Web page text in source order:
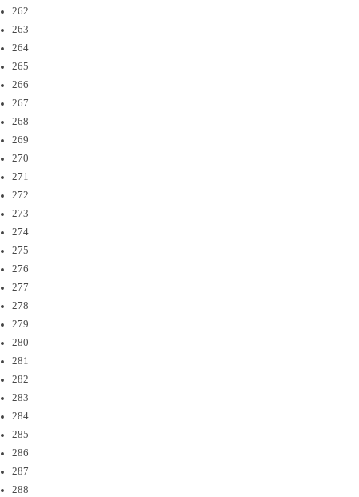
262
263
264
265
266
267
268
269
270
271
272
273
274
275
276
277
278
279
280
281
282
283
284
285
286
287
288